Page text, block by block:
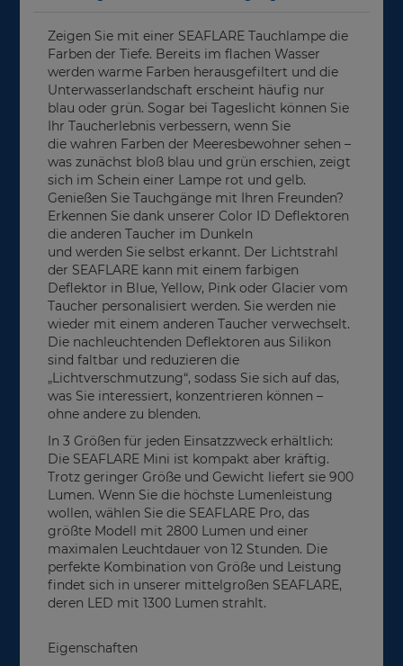
Zeigen Sie mit einer SEAFLARE Tauchlampe die
Farben der Tiefe. Bereits im flachen Wasser
werden warme Farben herausgefiltert und die
Unterwasserlandschaft erscheint häufig nur
blau oder grün. Sogar bei Tageslicht können Sie
Ihr Taucherlebnis verbessern, wenn Sie
die wahren Farben der Meeresbewohner sehen –
was zunächst bloß blau und grün erschien, zeigt
sich im Schein einer Lampe rot und gelb.
Genießen Sie Tauchgänge mit Ihren Freunden?
Erkennen Sie dank unserer Color ID Deflektoren
die anderen Taucher im Dunkeln
und werden Sie selbst erkannt. Der Lichtstrahl
der SEAFLARE kann mit einem farbigen
Deflektor in Blue, Yellow, Pink oder Glacier vom
Taucher personalisiert werden. Sie werden nie
wieder mit einem anderen Taucher verwechselt.
Die nachleuchtenden Deflektoren aus Silikon
sind faltbar und reduzieren die
„Lichtverschmutzung“, sodass Sie sich auf das,
was Sie interessiert, konzentrieren können –
ohne andere zu blenden.
In 3 Größen für jeden Einsatzzweck erhältlich:
Die SEAFLARE Mini ist kompakt aber kräftig.
Trotz geringer Größe und Gewicht liefert sie 900
Lumen. Wenn Sie die höchste Lumenleistung
wollen, wählen Sie die SEAFLARE Pro, das
größte Modell mit 2800 Lumen und einer
maximalen Leuchtdauer von 12 Stunden. Die
perfekte Kombination von Größe und Leistung
findet sich in unserer mittelgroßen SEAFLARE,
deren LED mit 1300 Lumen strahlt.
Eigenschaften